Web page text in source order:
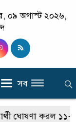
০৯ অগাস্ট ২০২৬,
সব
ঘোষণা করল ১১-দল